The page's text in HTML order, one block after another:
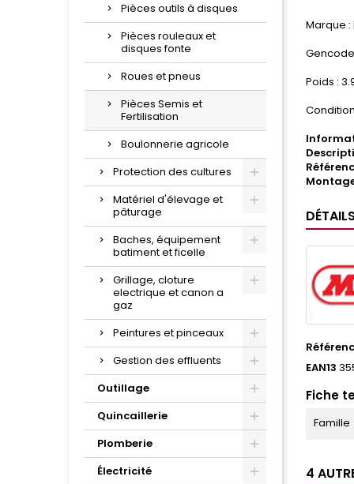
Pièces outils à disques
Pièces rouleaux et
disques fonte
Roues et pneus
Pièces Semis et
Fertilisation
Boulonnerie agricole
Protection des cultures
Matériel d'élevage et
pâturage
Baches, équipement
batiment et ficelle
Grillage, cloture
electrique et canon a
gaz
Peintures et pinceaux
Gestion des effluents
Outillage
Quincaillerie
Plomberie
Électricité
Marque :
Poids :
Montage
EAN13
Fiche
Famille
4